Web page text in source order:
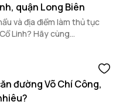
quận Long Biên
và địa điểm làm thủ tục
Linh? Hãy cùng
trên qua bài viết dưới đây.
đường Võ Chí Công,